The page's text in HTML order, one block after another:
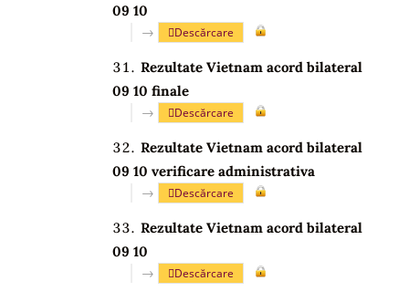
09 10
→ Descărcare
Rezultate Vietnam acord bilateral
09 10 finale
→ Descărcare
Rezultate Vietnam acord bilateral
09 10 verificare administrativa
→ Descărcare
Rezultate Vietnam acord bilateral
09 10
→ Descărcare